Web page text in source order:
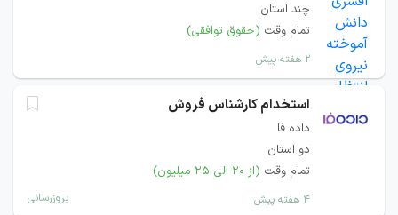
چند استان
تمام وقت (حقوق توافقی)
۲ هفته پیش
استخدام کارشناس فروش
داده فا
دو استان
تمام وقت (از ۲۰ الی ۲۵ میلیون)
۴ هفته پیش بروزرسانی